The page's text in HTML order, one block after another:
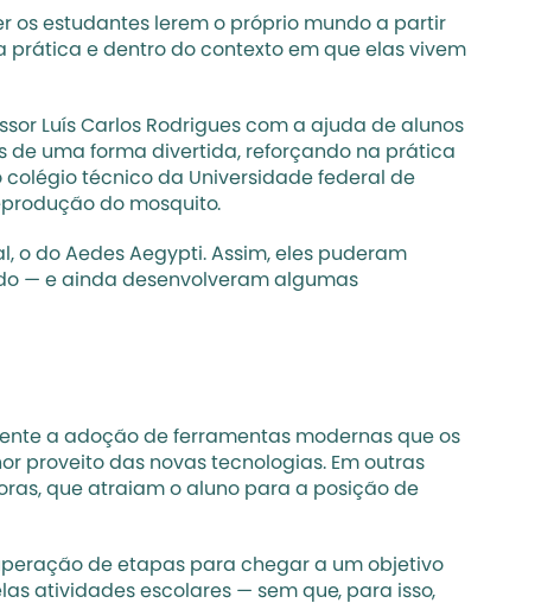
os estudantes lerem o próprio mundo a partir
prática e dentro do contexto em que elas vivem
Luís Carlos Rodrigues com a ajuda de alunos
de uma forma divertida, reforçando na prática
colégio técnico da Universidade federal de
do mosquito.
o do Aedes Aegypti. Assim, eles puderam
— e ainda desenvolveram algumas
a adoção de ferramentas modernas que os
proveito das novas tecnologias. Em outras
que atraiam o aluno para a posição de
de etapas para chegar a um objetivo
atividades escolares — sem que, para isso,